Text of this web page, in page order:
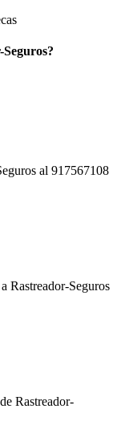
al 917567108
Rastreador-Seguros
Rastreador-